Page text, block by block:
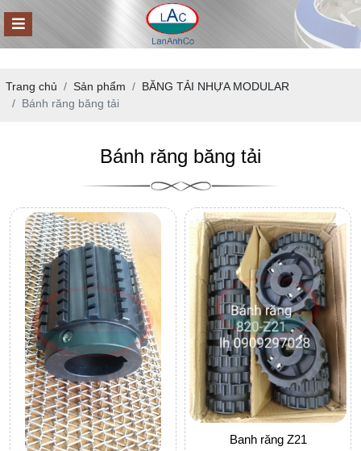
Trang chủ Sản phẩm
BĂNG TẢI NHỰA MODULAR
Bánh răng băng tải
Bánh răng băng tải
Banh răng Z21